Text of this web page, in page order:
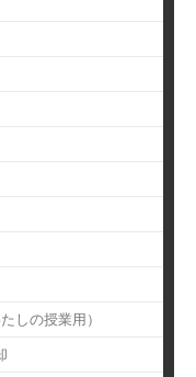
しの授業用）